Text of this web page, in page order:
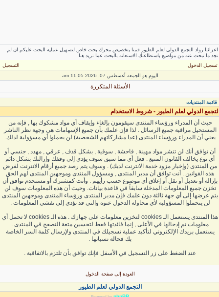
اعزائنا رواد التجمع الدولي لعلم الطيور قمنا بتخصيص محرك بحث خاص لتسهيل عملية البحث عليكم ان لم
تجد ما تبحث عنه من مواضيع باستطاعتك الاستعانه بالبحث عما تريد هنا
تسجيل الدخول
التسجيل
اليوم هو الجمعة أغسطس 07, 2026 11:05 am
الأسئلة المتكررة
قائمة المنتديات
الدولي لعلم الطيور - شروط الاستخدام
حيث أن المدراء ورؤساء المنتدى سيقومون بإلغاء وإيقاف أي مواد مشكوك بها , فإنه من
المستحيل مراقبة جميع الرسائل . لذا فإن علمك بأن جميع الإسهامات هي وجهة نظر الناشر
يعني أن المدراء ورؤساء المنتدى (عدا مشاركاتهم الشخصية) لن يحملوا أي مسؤولية لذلك.
أن توافق أنك لن تنشر مواد مهينة , فاحشة , سوقية , بشكل قذف , عرقي , مهدد , جنسي أو
أي نوع يخالف القانون المتبع . فعل أي مما سبق سوف يؤدي إلى وقفك وإزالتك بشكل دائم
من المنتدى (وإخبار مزود خدمة الانترنت لديك) . وسوف يتم رصد جميع أرقام الانترنت لفرض
هذه القوانين . أنت توافق أن مدير المنتدى , ومسؤول المنتدى وموجهين المنتدى لهم الحق
بإزالة أو تعديل أو نقل أو إغلاق أي موضوع حسب رأيهم . وأنت كمشترك أو مستخدم توافق أن
تخزن جميع المعلومات المدخلة سابقاً في قاعدة بيانات. وحيث أن هذه المعلومات سوف لن
يتم عرضها إلى أي جهة ثالثة دون علمك فإن مدير المنتدى ورؤساء المنتدى وموجهين المنتدى
لن يتحملوا المسؤولية لأي محاولة الدخول عنوة والتي قد تؤدي إلى تفشي المعلومات .
هذا المنتدى يستعمل الـ cookies لتخزين معلومات على جهازك . هذه الـ cookies لا تحمل أي
معلومات تم إدخالها في الأعلى , إنما فائدتها فقط لتحسين متعة التصفح في المنتدى .
يستعمل بريدك الإلكتروني لتأكيد عملية تسجيلك في المنتدى ولإرسال كلمة السر الخاصة
بك فحالة نسيانها .
عند الضغط على زر التسجيل في الأسفل فإنك توافق بأن تلتزم بالاتفاقية .
العودة إلى صفحة الدخول
التجمع الدولي لعلم الطيور